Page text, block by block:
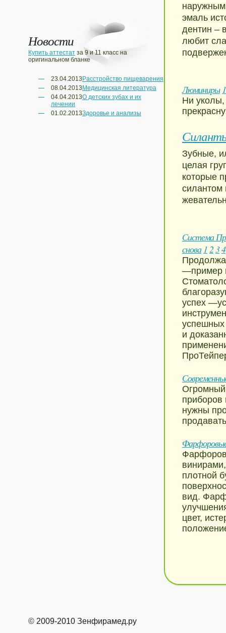
Новости
Купить аттестат за 9 и 11 класс на
оригинальном бланке
23.04.2013 Расстройство пищеварения
08.04.2013 Медицинская литература
04.04.2013О детских зубах и их
лечении
01.02.2013Здоровье и анализы
эмаль
дентин –
любит
Люминиры 1
Ни уколы,
Зубные,
целая
которые
силантом
Система
снова 1234
—пример
успех
успешных
и
Огромный
приборов
нужны
плотной
вид.
цвет,
© 2009-2010 Зенфирамед.ру